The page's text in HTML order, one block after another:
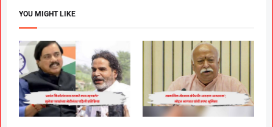
YOU MIGHT LIKE